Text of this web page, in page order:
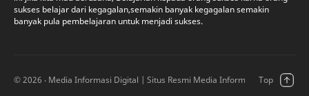
sukses belajar dari kegagalan,semakin banyak kegagalan semakin
banyak pula pembelajaran untuk menjadi sukses.
©2026 ‧ Media Informasi Digital | Situs Resmi Media Informasi Digital